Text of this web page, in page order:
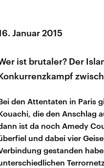
Januar 2015
ist brutaler? Der
den Attentaten in Paris
die den Anschlag
ist da noch Amedy
und dabei vier
gestanden